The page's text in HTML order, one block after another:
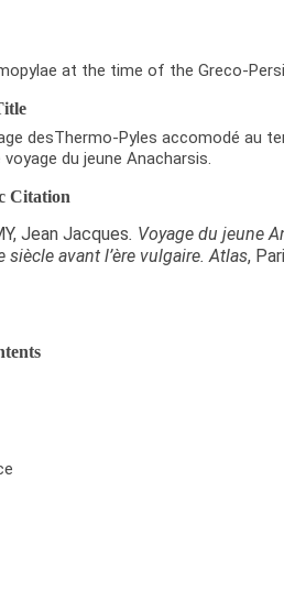
at the time of the Greco-
desThermo-Pyles accomodé au
du jeune Anacharsis.
Citation
Jean Jacques. Voyage du jeune
siècle avant l’ère vulgaire. Atlas,